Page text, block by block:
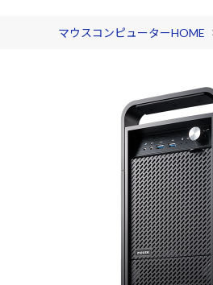
マウスコンピューターHOME